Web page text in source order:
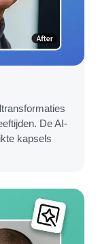
De AI-
kapsels